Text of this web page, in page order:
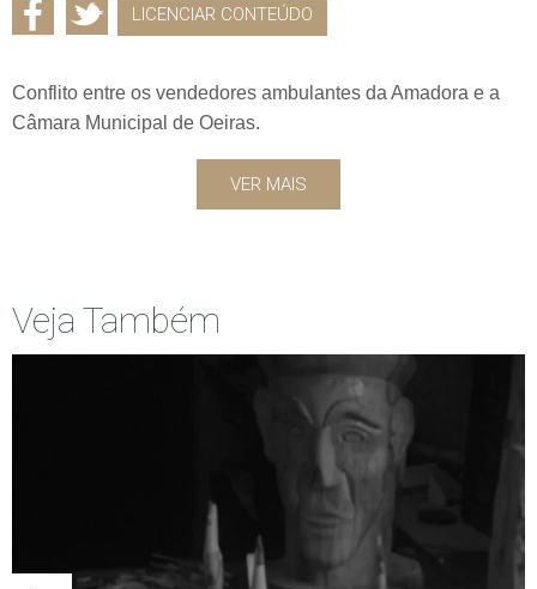
LICENCIAR CONTEÚDO
Conflito entre os vendedores ambulantes da Amadora e a
Câmara Municipal de Oeiras.
VER MAIS
Veja Também